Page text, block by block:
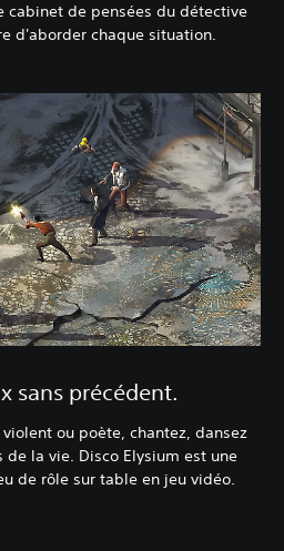
cabinet de pensées du détective
d'aborder chaque situation.
sans précédent.
ou poète, chantez, dansez
la vie. Disco Elysium est une
de rôle sur table en jeu vidéo.